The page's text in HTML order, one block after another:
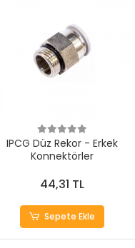
IPCG Düz Rekor - Erkek
Konnektörler
44,31 TL
Sepete Ekle